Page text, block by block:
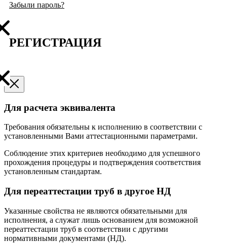
Забыли пароль?
РЕГИСТРАЦИЯ
Для расчета эквивалента
Требования обязательны к исполнению в соответствии с
установленными Вами аттестационными параметрами.
Соблюдение этих критериев необходимо для успешного
прохождения процедуры и подтверждения соответствия
установленным стандартам.
Для переаттестации труб в другое НД
Указанные свойства не являются обязательными для
исполнения, а служат лишь основанием для возможной
переаттестации труб в соответствии с другими
нормативными документами (НД).